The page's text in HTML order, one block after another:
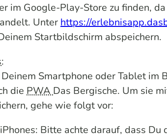
im Google-Play-Store zu finden,
Unter https://
Startbildschirm abspeichern.
:
Smartphone oder Tablet im
die PWA Das Bergische. Um sie
gehe wie folgt vor:
Bitte achte darauf, dass Du